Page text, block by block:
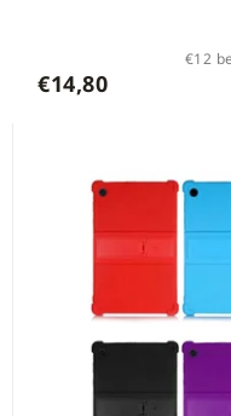
€12
€14,80